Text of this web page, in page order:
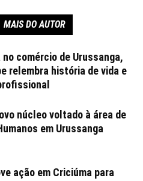
MAIS DO AUTOR
comércio de Urussanga,
relembra história de vida e
núcleo voltado à área de
em Urussanga
ação em Criciúma para